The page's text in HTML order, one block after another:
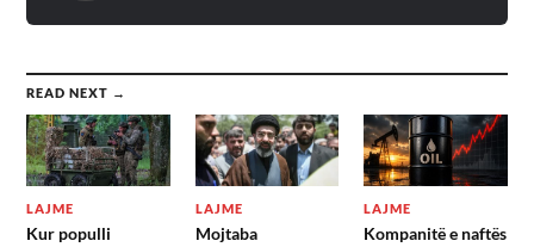
READ NEXT →
LAJME
Kur populli
LAJME
Mojtaba
LAJME
Kompanitë e naftës